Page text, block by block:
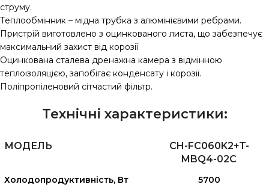
струму.
Теплообмінник – мідна трубка з алюмінієвими ребрами.
Пристрій виготовлено з оцинкованого листа, що забезпечує
максимальний захист від корозії
Оцинкована сталева дренажна камера з відмінною
теплоізоляцією, запобігає конденсату і корозії.
Поліпропіленовий сітчастий фільтр.
Технічні характеристики:
МОДЕЛЬ
CH-FC060K2+T-
MBQ4-02C
Холодопродуктивність, Вт
5700